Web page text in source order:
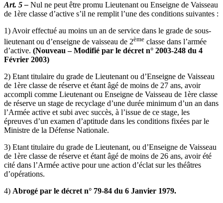
Art. 5 – Nul ne peut être promu Lieutenant ou Enseigne de Vaisseau
de 1ère classe d’active s’il ne remplit l’une des conditions suivantes :
1) Avoir effectué au moins un an de service dans le grade de sous-
lieutenant ou d’enseigne de vaisseau de 2ème classe dans l’armée
d’active. (Nouveau – Modifié par le décret n° 2003-248 du 4
Février 2003)
2) Etant titulaire du grade de Lieutenant ou d’Enseigne de Vaisseau
de 1ère classe de réserve et étant âgé de moins de 27 ans, avoir
accompli comme Lieutenant ou Enseigne de Vaisseau de 1ère classe
de réserve un stage de recyclage d’une durée minimum d’un an dans
l’Armée active et subi avec succès, à l’issue de ce stage, les
épreuves d’un examen d’aptitude dans les conditions fixées par le
Ministre de la Défense Nationale.
3) Etant titulaire du grade de Lieutenant, ou d’Enseigne de Vaisseau
de 1ère classe de réserve et étant âgé de moins de 26 ans, avoir été
cité dans l’Armée active pour une action d’éclat sur les théâtres
d’opérations.
4) Abrogé par le décret n° 79-84 du 6 Janvier 1979.